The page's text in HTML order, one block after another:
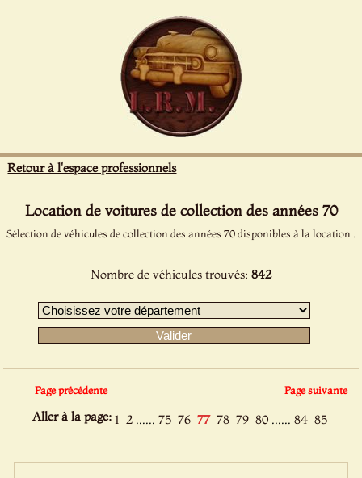
Retour à l'espace professionnels
Location de voitures de collection des années 70
Sélection de véhicules de collection des années 70 disponibles à la location .
Nombre de véhicules trouvés: 842
Page précédente Page suivante
Aller à la page:1 2 ...... 75 76 77 78 79 80 ...... 84 85